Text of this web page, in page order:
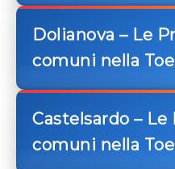
Dolianova – Le
comuni nella
Castelsardo –
comuni nella